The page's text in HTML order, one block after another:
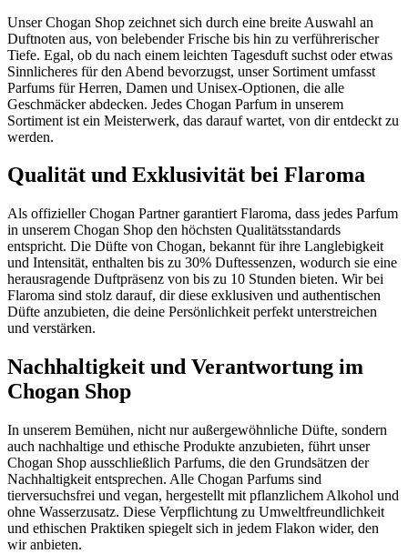
Unser Chogan Shop zeichnet sich durch eine breite Auswahl an
Duftnoten aus, von belebender Frische bis hin zu verführerischer
Tiefe. Egal, ob du nach einem leichten Tagesduft suchst oder etwas
Sinnlicheres für den Abend bevorzugst, unser Sortiment umfasst
Parfums für Herren, Damen und Unisex-Optionen, die alle
Geschmäcker abdecken. Jedes Chogan Parfum in unserem
Sortiment ist ein Meisterwerk, das darauf wartet, von dir entdeckt zu
werden.
Qualität und Exklusivität bei Flaroma
Als offizieller Chogan Partner garantiert Flaroma, dass jedes Parfum
in unserem Chogan Shop den höchsten Qualitätsstandards
entspricht. Die Düfte von Chogan, bekannt für ihre Langlebigkeit
und Intensität, enthalten bis zu 30% Duftessenzen, wodurch sie eine
herausragende Duftpräsenz von bis zu 10 Stunden bieten. Wir bei
Flaroma sind stolz darauf, dir diese exklusiven und authentischen
Düfte anzubieten, die deine Persönlichkeit perfekt unterstreichen
und verstärken.
Nachhaltigkeit und Verantwortung im
Chogan Shop
In unserem Bemühen, nicht nur außergewöhnliche Düfte, sondern
auch nachhaltige und ethische Produkte anzubieten, führt unser
Chogan Shop ausschließlich Parfums, die den Grundsätzen der
Nachhaltigkeit entsprechen. Alle Chogan Parfums sind
tierversuchsfrei und vegan, hergestellt mit pflanzlichem Alkohol und
ohne Wasserzusatz. Diese Verpflichtung zu Umweltfreundlichkeit
und ethischen Praktiken spiegelt sich in jedem Flakon wider, den
wir anbieten.